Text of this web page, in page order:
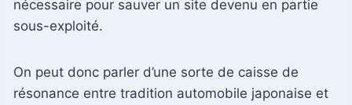
nécessaire pour sauver un site devenu en partie
sous-exploité.
On peut donc parler d’une sorte de caisse de
résonance entre tradition automobile japonaise et